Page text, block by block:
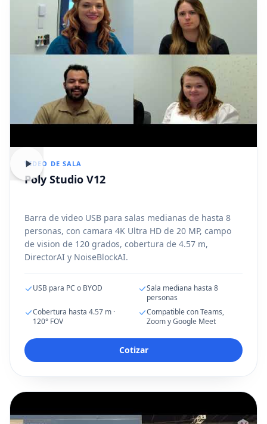
VIDEO DE SALA
Poly Studio V12
Barra de video USB para salas medianas de hasta 8
personas, con camara 4K Ultra HD de 20 MP, campo
de vision de 120 grados, cobertura de 4.57 m,
DirectorAI y NoiseBlockAI.
USB para PC o BYOD
Sala mediana hasta 8
personas
Cobertura hasta 4.57 m ·
120° FOV
Compatible con Teams,
Zoom y Google Meet
Cotizar